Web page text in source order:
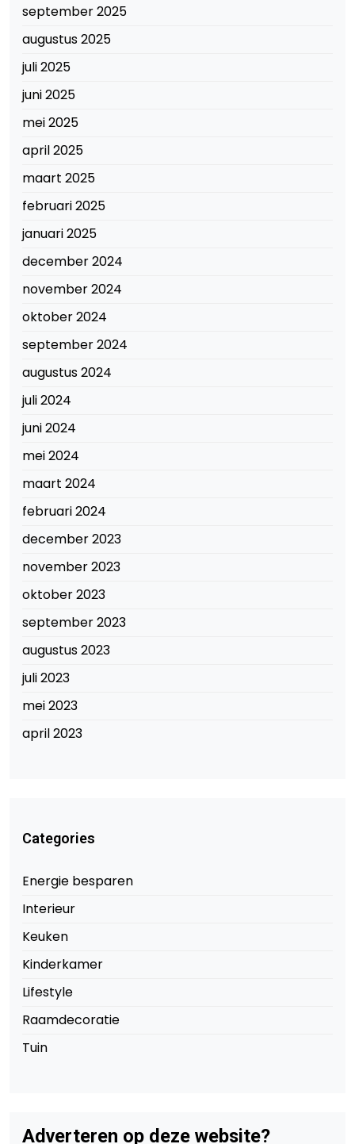
september 2025
augustus 2025
juli 2025
juni 2025
mei 2025
april 2025
maart 2025
februari 2025
januari 2025
december 2024
november 2024
oktober 2024
september 2024
augustus 2024
juli 2024
juni 2024
mei 2024
maart 2024
februari 2024
december 2023
november 2023
oktober 2023
september 2023
augustus 2023
juli 2023
mei 2023
april 2023
Categories
Energie besparen
Interieur
Keuken
Kinderkamer
Lifestyle
Raamdecoratie
Tuin
Adverteren op deze website?